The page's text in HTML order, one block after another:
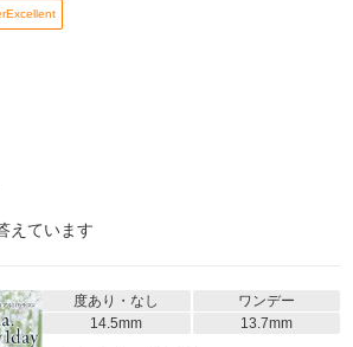
えています
度あり・なし
ワンデー
14.5mm
13.7mm